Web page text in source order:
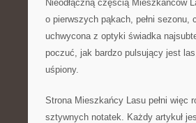
Nieodłączną częścią Mieszkańców
o pierwszych pąkach, pełni sezonu,
uchwycona z optyki świadka
poczuć, jak bardzo pulsujący jest
uśpiony.
Strona Mieszkańcy Lasu pełni więc
sztywnych notatek. Każdy artykuł